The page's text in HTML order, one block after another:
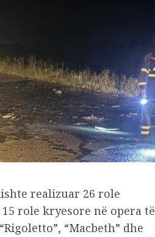
realizuar 26 role
role kryesore në opera të
“Macbeth” dhe